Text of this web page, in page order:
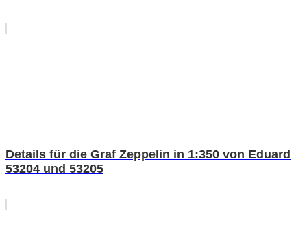
Details für die Graf Zeppelin in 1:350 von Eduard
53204 und 53205